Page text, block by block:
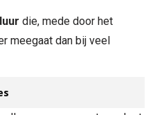
die, mede door het
meegaat dan bij veel